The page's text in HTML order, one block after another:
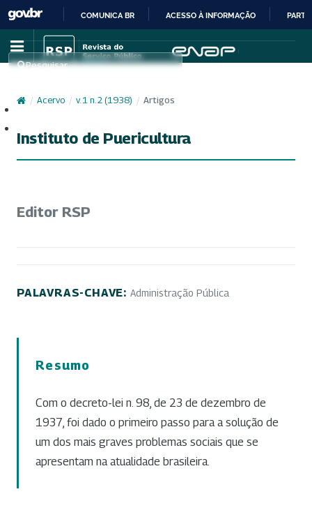
IR
PARA
CONTEÚDO
COMUNICA BR ACESSO À INFORMAÇÃO
Pesquisar
/ Acervo / v. 1 n. 2 (1938) / Artigos
Instituto de Puericultura
Editor RSP
PALAVRAS-CHAVE: Administração Pública
Resumo
Com o decreto-lei n. 98, de 23 de dezembro de
1937, foi dado o primeiro passo para a solução de
um dos mais graves problemas sociais que se
apresentam na atualidade brasileira.